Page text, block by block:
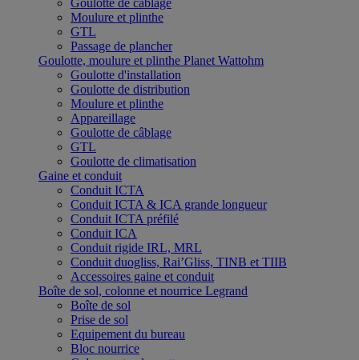
Goulotte de câblage
Moulure et plinthe
GTL
Passage de plancher
Goulotte, moulure et plinthe Planet Wattohm
Goulotte d'installation
Goulotte de distribution
Moulure et plinthe
Appareillage
Goulotte de câblage
GTL
Goulotte de climatisation
Gaine et conduit
Conduit ICTA
Conduit ICTA & ICA grande longueur
Conduit ICTA préfilé
Conduit ICA
Conduit rigide IRL, MRL
Conduit duogliss, Rai’Gliss, TINB et TIIB
Accessoires gaine et conduit
Boîte de sol, colonne et nourrice Legrand
Boîte de sol
Prise de sol
Equipement du bureau
Bloc nourrice